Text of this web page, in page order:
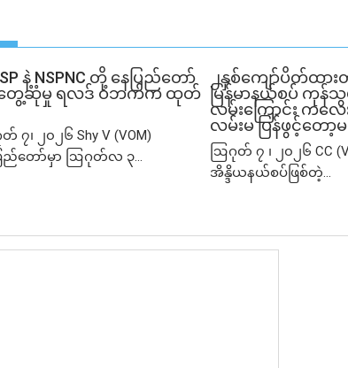
နဲ့ NSPNC တို့ နေပြည်တော်
တွေ့ဆုံမှု ရလဒ် ဝဘက်က ထုတ်
၇၊ ၂၀၂၆ Shy V (VOM)
ြည်တော်မှာ ဩဂုတ်လ ၃...
၂နှစ်​ကျော်ပိတ်ထား
မြန်မာနယ်စပ် ကုန်
လမ်းကြောင်း ကလေ
လမ်းမ ပြန်ဖွင့်တော့
ဩဂုတ် ၇ ၊ ၂၀၂၆ CC
အိန္ဒိယနယ်စပ်ဖြစ်တဲ့...